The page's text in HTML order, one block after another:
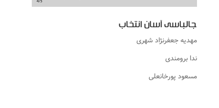
جالباسی آسان انتخاب
مهدیه جعفرنژاد شهری
ندا برومندی
مسعود پورخانعلی